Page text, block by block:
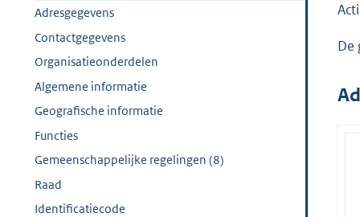
Adresgegevens
Contactgegevens
Organisatieonderdelen
Algemene informatie
Geografische informatie
Functies
Gemeenschappelijke regelingen (8)
Raad
Identificatiecode
De